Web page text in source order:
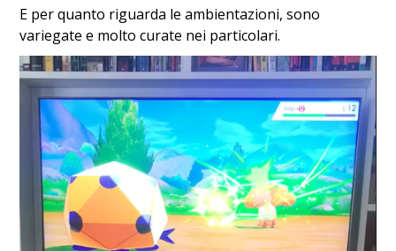
E per quanto riguarda le ambientazioni, sono
variegate e molto curate nei particolari.
Video
Player